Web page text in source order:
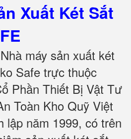
Xuất Két Sắt
Nhà máy sản xuất két
Safe trực thuộc
Phần Thiết Bị Vật Tư
Toàn Kho Quỹ Việt
lập năm 1999, có trên